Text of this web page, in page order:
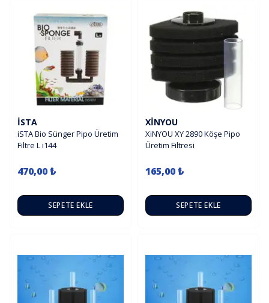
İSTA
iSTA Bio Sünger Pipo Üretim
Filtre L i144
470,00 ₺
SEPETE EKLE
XINYOU
XiNYOU XY 2890 Köşe Pipo
Üretim Filtresi
165,00 ₺
SEPETE EKLE